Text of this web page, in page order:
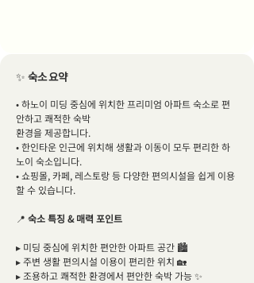
✨ 숙소 요약
• 하노이 미딩 중심에 위치한 프리미엄 아파트 숙소로 편
안하고 쾌적한 숙박
환경을 제공합니다.
• 한인타운 인근에 위치해 생활과 이동이 모두 편리한 하
노이 숙소입니다.
• 쇼핑몰, 카페, 레스토랑 등 다양한 편의시설을 쉽게 이용
할 수 있습니다.
📍 숙소 특징 & 매력 포인트
▸ 미딩 중심에 위치한 편안한 아파트 공간 🏙️
▸ 주변 생활 편의시설 이용이 편리한 위치 🏡
▸ 조용하고 쾌적한 환경에서 편안한 숙박 가능 ✨